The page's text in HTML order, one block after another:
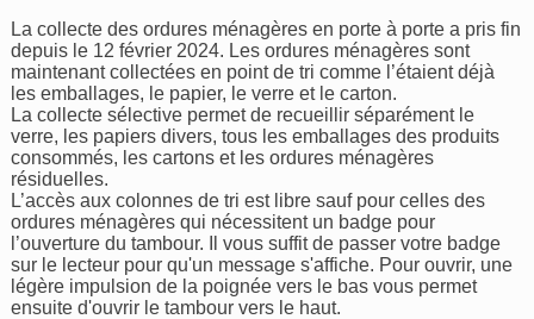
La collecte des ordures ménagères en porte à porte a pris fin
depuis le 12 février 2024. Les ordures ménagères sont
maintenant collectées en point de tri comme l’étaient déjà
les emballages, le papier, le verre et le carton.
La collecte sélective permet de recueillir séparément le
verre, les papiers divers, tous les emballages des produits
consommés, les cartons et les ordures ménagères
résiduelles.
L’accès aux colonnes de tri est libre sauf pour celles des
ordures ménagères qui nécessitent un badge pour
l’ouverture du tambour. Il vous suffit de passer votre badge
sur le lecteur pour qu'un message s'affiche. Pour ouvrir, une
légère impulsion de la poignée vers le bas vous permet
ensuite d'ouvrir le tambour vers le haut.